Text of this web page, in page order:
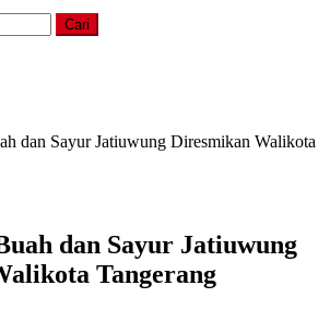
dan Sayur Jatiuwung Diresmikan Walikota
dan Sayur Jatiuwung
Tangerang